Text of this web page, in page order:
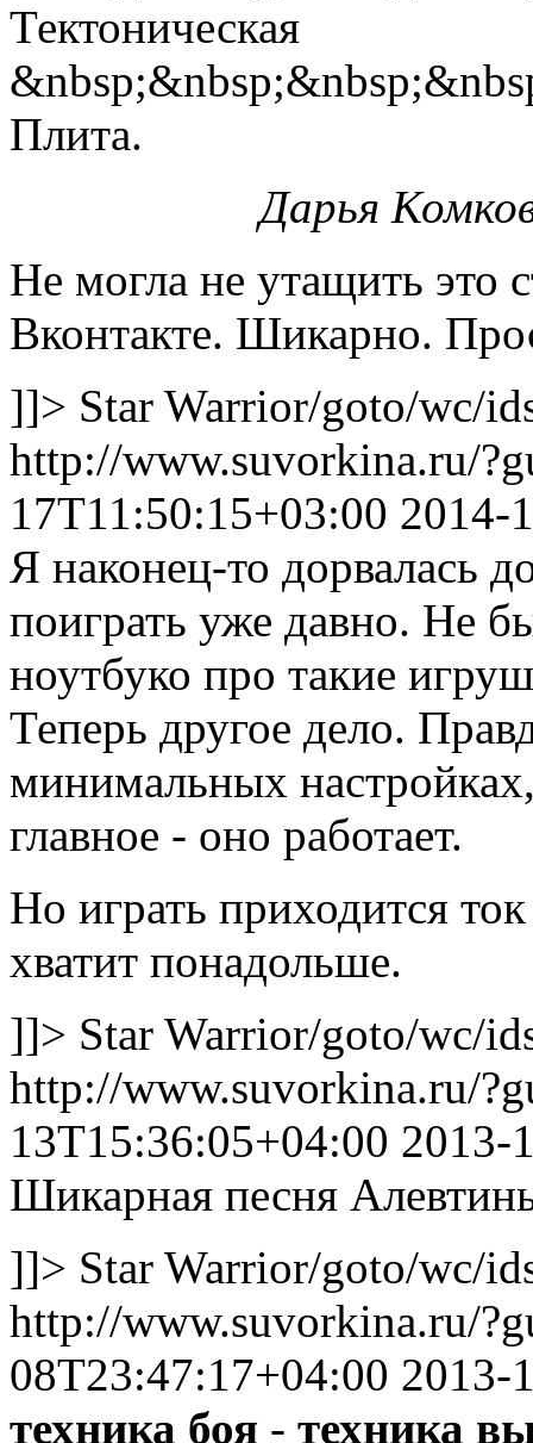
Тектоническая
Плита.
Дарья
Не могла не утащить это
Вконтакте. Шикарно.
]]> Star Warrior/goto/wc/
http://www.suvorkina.ru/
17T11:50:15+03:00 2014-
Я наконец-то дорвалась
поиграть уже давно. Не
ноутбуко про такие
Теперь другое дело.
минимальных
главное - оно работает.
Но играть приходится
хватит понадольше.
]]> Star Warrior/goto/wc/
http://www.suvorkina.ru/
13T15:36:05+04:00 2013-
Шикарная песня
]]> Star Warrior/goto/wc/
http://www.suvorkina.ru/
08T23:47:17+04:00 2013-
техника боя - техника